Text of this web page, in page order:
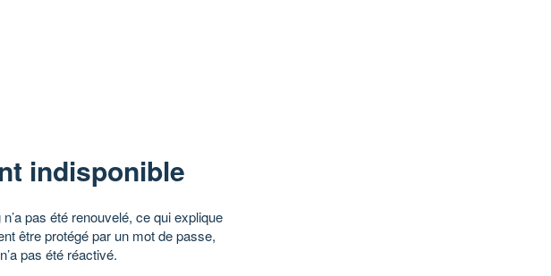
indisponible
pas été renouvelé, ce qui explique
être protégé par un mot de passe,
pas été réactivé.